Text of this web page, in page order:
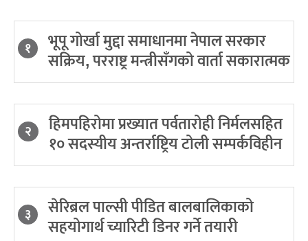
१ भूपू गोर्खा मुद्दा समाधानमा नेपाल सरकार
सक्रिय, परराष्ट्र मन्त्रीसँगको वार्ता सकारात्मक
२ हिमपहिरोमा प्रख्यात पर्वतारोही निर्मलसहित
१० सदस्यीय अन्तर्राष्ट्रिय टोली सम्पर्कविहीन
३ सेरिब्रल पाल्सी पीडित बालबालिकाको
सहयोगार्थ च्यारिटी डिनर गर्ने तयारी